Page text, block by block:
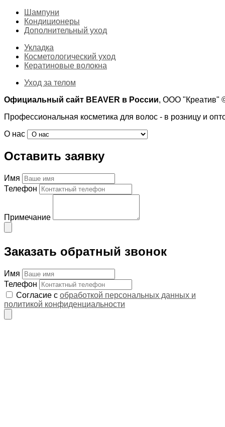
Шампуни
Кондиционеры
Дополнительный уход
Укладка
Косметологический уход
Кератиновые волокна
Уход за телом
Официальный сайт BEAVER в России, ООО "Креатив"
Профессиональная косметика для волос - в розницу и
О нас
Оставить заявку
Имя
Телефон
Примечание
Заказать обратный звонок
Имя
Телефон
Согласие с обработкой персональных данных и
политикой конфиденциальности